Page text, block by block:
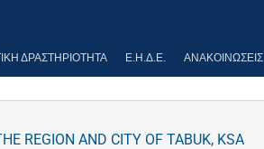
ΔΡΑΣΤΗΡΙΌΤΗΤΑ Ε.Η.Δ.Ε. ΑΝΑΚΟΙΝΏΣΕΙΣ
REGION AND CITY OF TABUK, KSA